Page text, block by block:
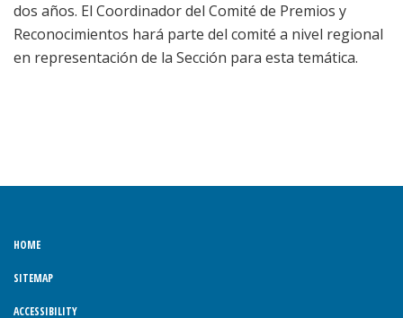
dos años. El Coordinador del Comité de Premios y
Reconocimientos hará parte del comité a nivel regional
en representación de la Sección para esta temática.
HOME
SITEMAP
ACCESSIBILITY